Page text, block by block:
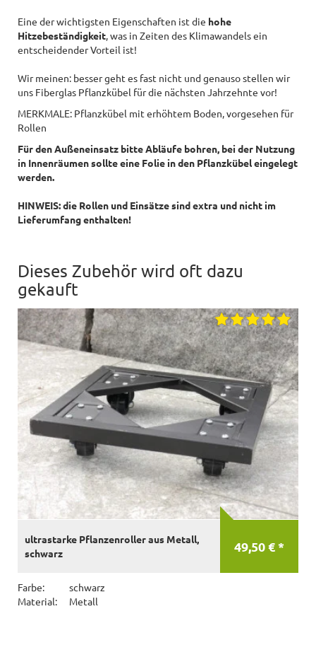
Eine der wichtigsten Eigenschaften ist die hohe
Hitzebeständigkeit , was in Zeiten des Klimawandels ein
entscheidender Vorteil ist!
Wir meinen: besser geht es fast nicht und genauso stellen wir
uns Fiberglas Pflanzkübel für die nächsten Jahrzehnte vor!
MERKMALE: Pflanzkübel mit erhöhtem Boden, vorgesehen für
Rollen
Für den Außeneinsatz bitte Abläufe bohren, bei der Nutzung
in Innenräumen sollte eine Folie in den Pflanzkübel eingelegt
werden.
HINWEIS: die Rollen und Einsätze sind extra und nicht im
Lieferumfang enthalten!
Dieses Zubehör wird oft dazu
gekauft
49,50 € *
ultrastarke Pflanzenroller aus Metall,
schwarz
Farbe:
schwarz
Material:
Metall